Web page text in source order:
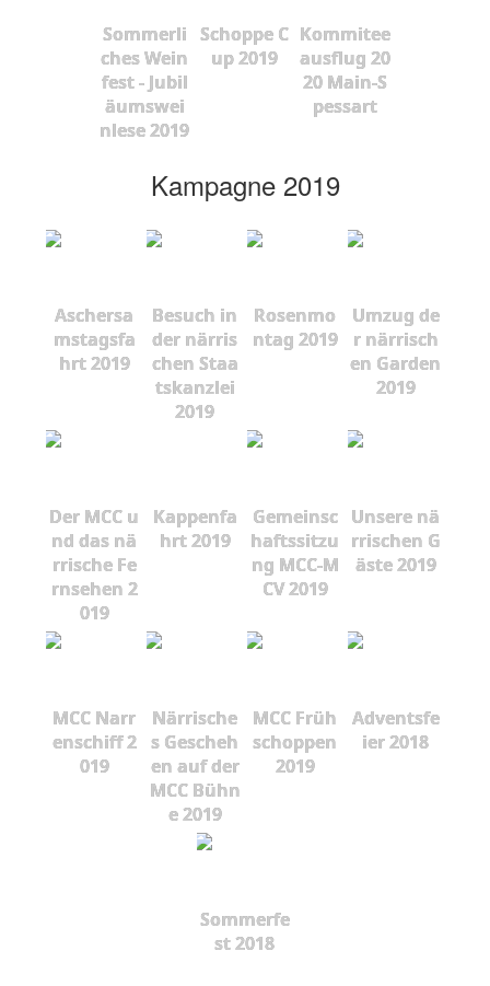
Sommerli
ches Wein
fest - Jubil
äumswei
nlese 2019
Schoppe C
up 2019
Kommitee
ausflug 20
20 Main-S
pessart
Kampagne 2019
Aschersa
mstagsfa
hrt 2019
Besuch in
der närris
chen Staa
tskanzlei
2019
Rosenmo
ntag 2019
Umzug de
r närrisch
en Garden
2019
Der MCC u
nd das nä
rrische Fe
rnsehen 2
019
Kappenfa
hrt 2019
Gemeinsc
haftssitzu
ng MCC-M
CV 2019
Unsere nä
rrischen G
äste 2019
MCC Narr
enschiff 2
019
Närrische
s Gescheh
en auf der
MCC Bühn
e 2019
MCC Früh
schoppen
2019
Adventsfe
ier 2018
Sommerfe
st 2018